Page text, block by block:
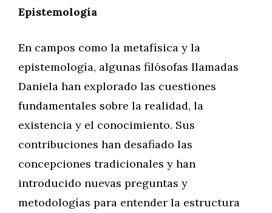
Epistemología
En campos como la metafísica y la
epistemología, algunas filósofas llamadas
Daniela han explorado las cuestiones
fundamentales sobre la realidad, la
existencia y el conocimiento. Sus
contribuciones han desafiado las
concepciones tradicionales y han
introducido nuevas preguntas y
metodologías para entender la estructura